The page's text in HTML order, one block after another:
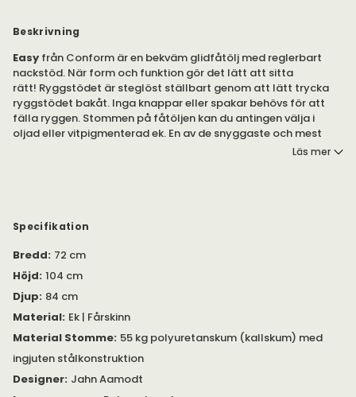
Beskrivning
Easy från Conform är en bekväm glidfåtölj med reglerbart
nackstöd. När form och funktion gör det lätt att sitta
rätt! Ryggstödet är steglöst ställbart genom att lätt trycka
ryggstödet bakåt. Inga knappar eller spakar behövs för att
fälla ryggen. Stommen på fåtöljen kan du antingen välja i
oljad eller vitpigmenterad ek. En av de snyggaste och mest
prisvärda fårskinnsfåtöljerna på marknaden – och dessutom i
steglöst bakåt för en vilopaus. Den har också ett bekvämt
läder.
Klädseln av fårskinn är ett helt otroligt material att sitta på.
Det ser inte bara inbjudande och mjukt ut utan det gör också
att du alltid sitter i rätt temperatur, oavsett om det är varmt
eller kallt. Väljer du fårskinnsfärg Graphite så kommer
armstödskuddarna och nackkudden i svart läder. Väljer du
fårskinnsfärg Sahara eller Sand så kommer
armstödskuddarna och nackkudden i mörkbrunt läder.
Läs mer
Specifikation
Bredd: 72 cm
Höjd: 104 cm
Djup: 84 cm
Material: Ek | Fårskinn
Material Stomme: 55 kg polyuretanskum (kallskum) med
ingjuten stålkonstruktion
Designer: Jahn Aamodt